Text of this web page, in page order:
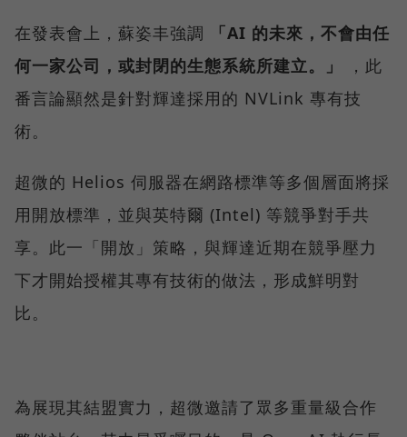
在發表會上，蘇姿丰強調
「AI 的未來，不會由任
何一家公司，或封閉的生態系統所建立。」
，此
番言論顯然是針對輝達採用的 NVLink 專有技
術。
超微的 Helios 伺服器在網路標準等多個層面將採
用開放標準，並與英特爾 (Intel) 等競爭對手共
享。此一「開放」策略，與輝達近期在競爭壓力
下才開始授權其專有技術的做法，形成鮮明對
比。
為展現其結盟實力，超微邀請了眾多重量級合作